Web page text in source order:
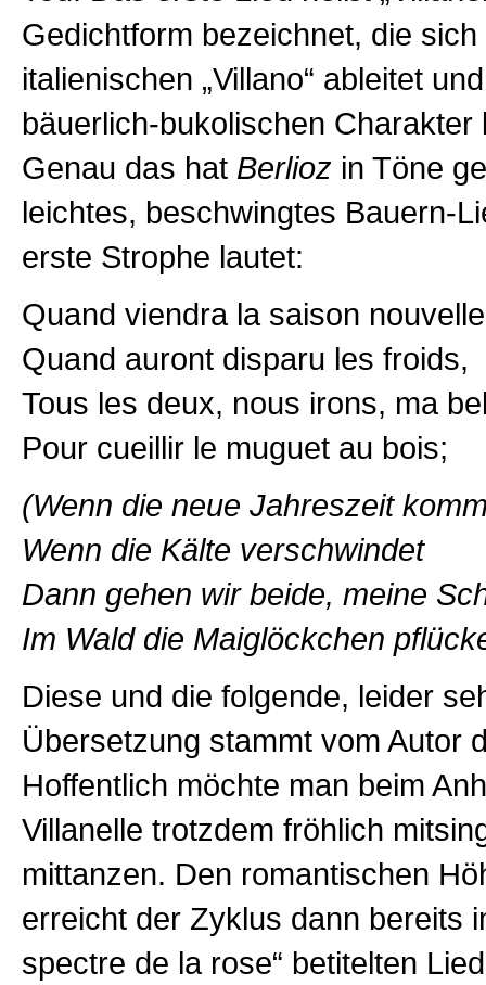
Gedichtform bezeichnet, die sich
italienischen „Villano“ ableitet
bäuerlich-bukolischen Charakter
Genau das hat Berlioz in Töne
leichtes, beschwingtes Bauern-
erste Strophe lautet:
Quand viendra la saison
Quand auront disparu les froids,
Tous les deux, nous irons, ma
Pour cueillir le muguet au bois;
(Wenn die neue Jahreszeit
Wenn die Kälte verschwindet
Dann gehen wir beide, meine
Im Wald die Maiglöckchen
Diese und die folgende, leider
Übersetzung stammt vom Autor
Hoffentlich möchte man beim
Villanelle trotzdem fröhlich
mittanzen. Den romantischen
erreicht der Zyklus dann bereits
spectre de la rose“ betitelten